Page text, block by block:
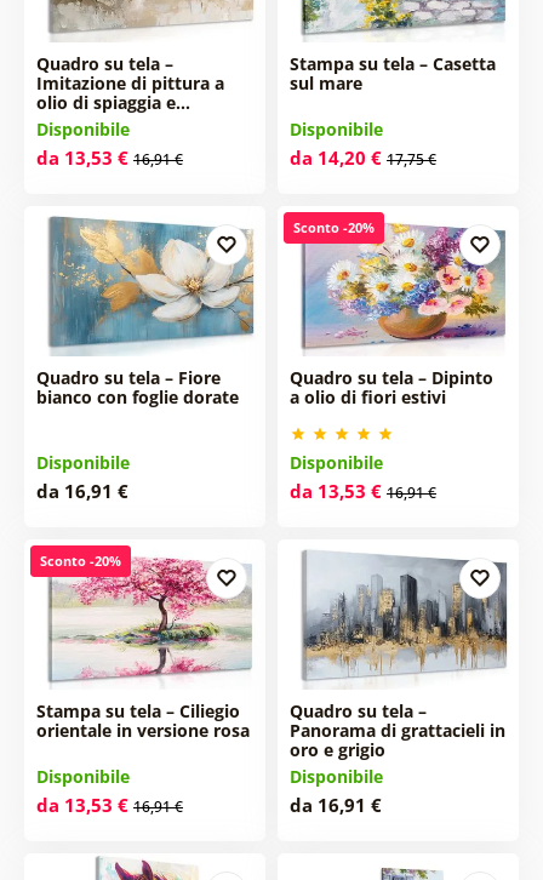
Quadro su tela –
Imitazione di pittura a
olio di spiaggia e…
Disponibile
da 13,53 € 16,91 €
Stampa su tela – Casetta
sul mare
Disponibile
da 14,20 € 17,75 €
Quadro su tela – Fiore
bianco con foglie dorate
Disponibile
da 16,91 €
Sconto -20%
Quadro su tela – Dipinto
a olio di fiori estivi
Disponibile
da 13,53 € 16,91 €
Sconto -20%
Stampa su tela – Ciliegio
orientale in versione rosa
Disponibile
da 13,53 € 16,91 €
Quadro su tela –
Panorama di grattacieli in
oro e grigio
Disponibile
da 16,91 €